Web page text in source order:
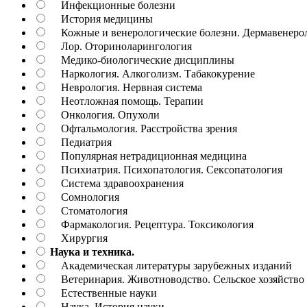
Инфекционные болезни
История медицины
Кожные и венерологические болезни.
Лор. Оториноларингология
Медико-биологические дисциплины
Наркология. Алкоголизм. Табакокурение
Неврология. Нервная система
Неотложная помощь. Терапии
Онкология. Опухоли
Офтальмология. Расстройства зрения
Педиатрия
Популярная нетрадиционная медицина
Психиатрия. Психопатология. Сексопатология
Система здравоохранения
Сомнология
Стоматология
Фармакология. Рецептура. Токсикология
Хирургия
Наука и техника.
Академическая литературы зарубежных изданий
Ветеринария. Животноводство. Сельское хозяйство
Естественные науки